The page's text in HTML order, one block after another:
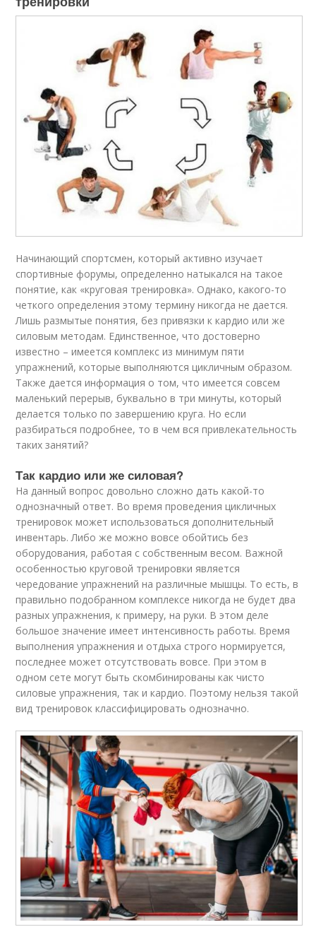
Начинающий спортсмен, который активно изучает
спортивные форумы, определенно натыкался на такое
понятие, как «круговая тренировка». Однако, какого-то
четкого определения этому термину никогда не дается.
Лишь размытые понятия, без привязки к кардио или же
силовым методам. Единственное, что достоверно
известно – имеется комплекс из минимум пяти
упражнений, которые выполняются цикличным образом.
Также дается информация о том, что имеется совсем
маленький перерыв, буквально в три минуты, который
делается только по завершению круга. Но если
разбираться подробнее, то в чем вся привлекательность
таких занятий?
Так кардио или же силовая?
На данный вопрос довольно сложно дать какой-то
однозначный ответ. Во время проведения цикличных
тренировок может использоваться дополнительный
инвентарь. Либо же можно вовсе обойтись без
оборудования, работая с собственным весом. Важной
особенностью круговой тренировки является
чередование упражнений на различные мышцы. То есть, в
правильно подобранном комплексе никогда не будет два
разных упражнения, к примеру, на руки. В этом деле
большое значение имеет интенсивность работы. Время
выполнения упражнения и отдыха строго нормируется,
последнее может отсутствовать вовсе. При этом в
одном сете могут быть скомбинированы как чисто
силовые упражнения, так и кардио. Поэтому нельзя такой
вид тренировок классифицировать однозначно.